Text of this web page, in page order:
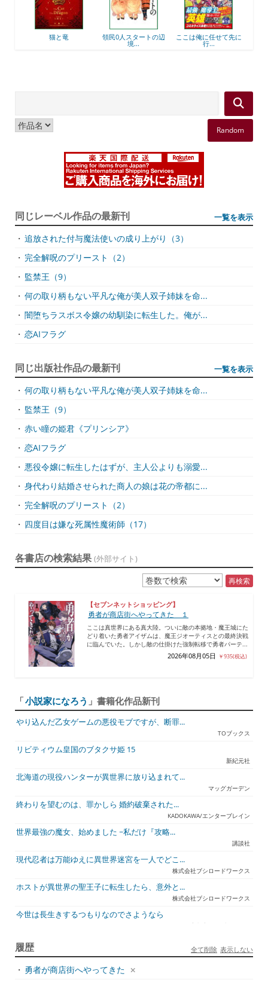
猫と竜 領民0人スタートの辺
境...
ここは俺に任せて先に
行...
Random
同じレーベル作品の最新刊 一覧を表示
・ 追放された付与魔法使いの成り上がり（3）
・ 完全解呪のプリースト（2）
・ 監禁王（9）
・ 何の取り柄もない平凡な俺が美人双子姉妹を命...
・ 闇堕ちラスボス令嬢の幼馴染に転生した。俺が...
・ 恋AIフラグ
同じ出版社作品の最新刊 一覧を表示
・ 何の取り柄もない平凡な俺が美人双子姉妹を命...
・ 監禁王（9）
・ 赤い瞳の姫君《プリンシア》
・ 恋AIフラグ
・ 悪役令嬢に転生したはずが、主人公よりも溺愛...
・ 身代わり結婚させられた商人の娘は花の帝都に...
・ 完全解呪のプリースト（2）
・ 四度目は嫌な死属性魔術師（17）
各書店の検索結果 (外部サイト)
再検索
【セブンネットショッピング】
勇者が商店街へやってきた １
ここは真世界にある真大陸。ついに敵の本拠地・魔王城にた
どり着いた勇者アイザムは、魔王ジオーティスとの最終決戦
に臨んでいた。しかし敵の仕掛けた強制転移で勇者パーテ...
2026年08月05日 ￥935(税込)
「小説家になろう 」書籍化作品新刊
やり込んだ乙女ゲームの悪役モブですが、断罪...
TOブックス
リビティウム皇国のブタクサ姫 15
新紀元社
北海道の現役ハンターが異世界に放り込まれて...
マッグガーデン
終わりを望むのは、罪かしら 婚約破棄された...
KADOKAWA/エンターブレイン
世界最強の魔女、始めました ~私だけ『攻略...
講談社
現代忍者は万能ゆえに異世界迷宮を一人でどこ...
株式会社ブシロードワークス
ホストが異世界の聖王子に転生したら、意外と...
株式会社ブシロードワークス
今世は長生きするつもりなのでさようなら
宇都宮ケーブルテレビ
ジュリとエレナの森の相談所 ~付与の力であ...
一二三書房
天才悪女は嘘を見破る2
履歴 表示しない
全て削除
・ 勇者が商店街へやってきた